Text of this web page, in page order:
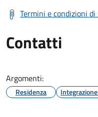
Termini e condizioni
Contatti
Argomenti:
Residenza